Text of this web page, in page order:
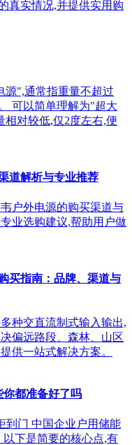
真实情况,并提供实用购
源",通常指重量不超过
可以简单理解为"超大
对较低,仅2度左右,便
道解析与专业推荐
户外电源的购买渠道与
业选购建议,帮助用户做
买指南：品牌、渠道与
种交直流制式输入输出,
偏远路段、森林、山区
供一站式解决方案。
你都准备好了吗
到门 中国企业户用储能
下是简要的核心点,有